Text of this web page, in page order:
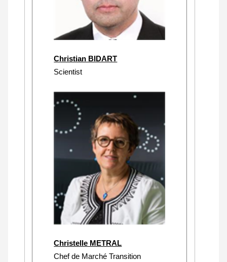
Christian BIDART
Scientist
Christelle METRAL
Chef de Marché Transition